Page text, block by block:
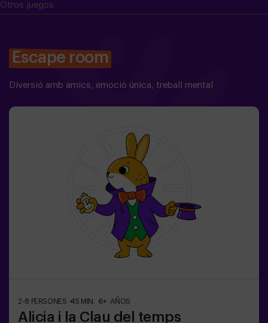
Otros juegos
Escape room
Diversió amb amics, emoció única, treball mental
2-8 PERSONES 45 MIN. 6+ AÑOS
Alicia i la Clau del temps